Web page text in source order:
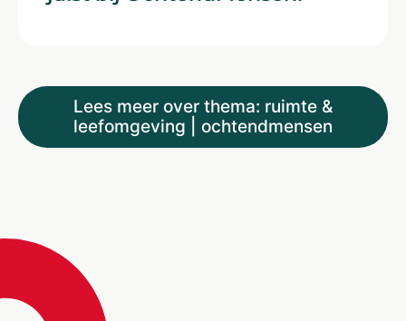
Lees meer over thema: ruimte &
leefomgeving | ochtendmensen